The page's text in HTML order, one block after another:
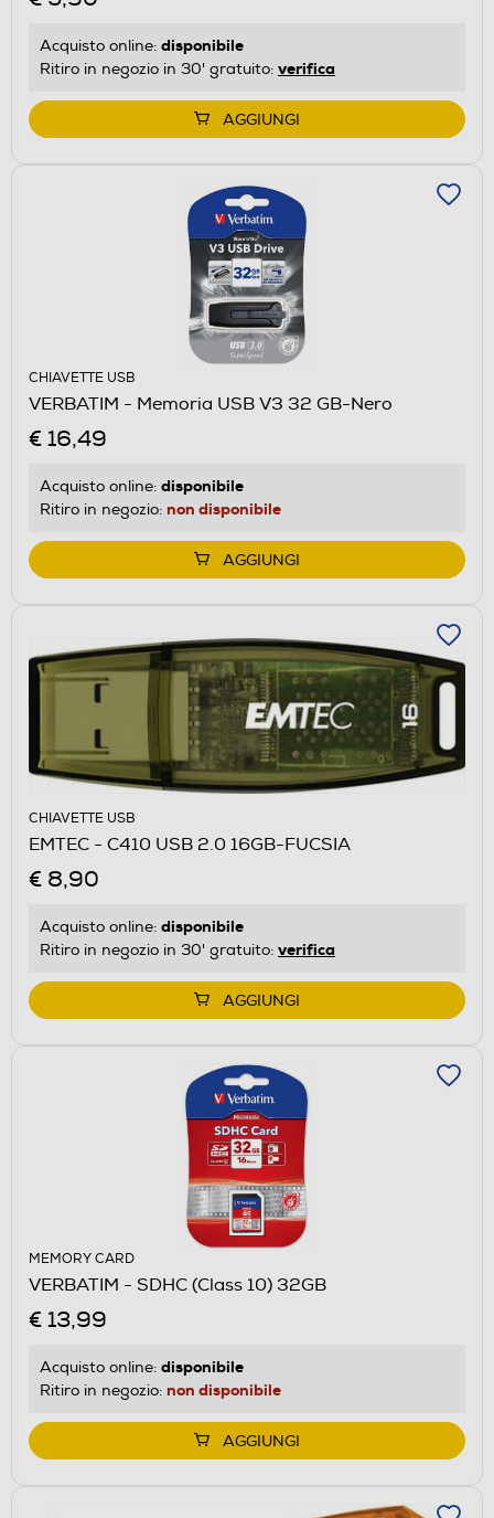
Acquisto online: disponibile
Ritiro in negozio in 30' gratuito: verifica
AGGIUNGI
CHIAVETTE USB
VERBATIM - Memoria USB V3 32 GB-Nero
€ 16,49
Acquisto online: disponibile
Ritiro in negozio: non disponibile
AGGIUNGI
CHIAVETTE USB
EMTEC - C410 USB 2.0 16GB-FUCSIA
€ 8,90
Acquisto online: disponibile
Ritiro in negozio in 30' gratuito: verifica
AGGIUNGI
MEMORY CARD
VERBATIM - SDHC (Class 10) 32GB
€ 13,99
Acquisto online: disponibile
Ritiro in negozio: non disponibile
AGGIUNGI